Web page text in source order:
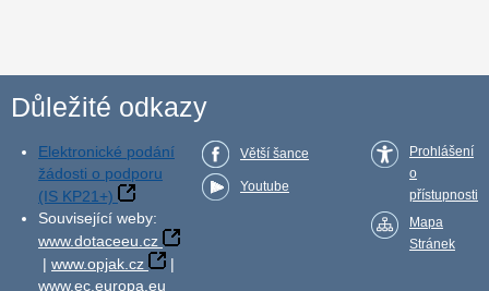
Důležité odkazy
Elektronické podání
žádosti o podporu
(IS KP21+)
Související weby:
www.dotaceeu.cz
| www.opjak.cz
|
www.ec.europa.eu
Větší šance
Youtube
Prohlášení
o
přístupnosti
Mapa
Stránek